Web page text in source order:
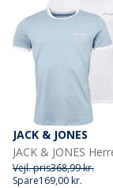
JACK & JONES
Vejl. pris368,99 kr.
Spare169,00 kr.